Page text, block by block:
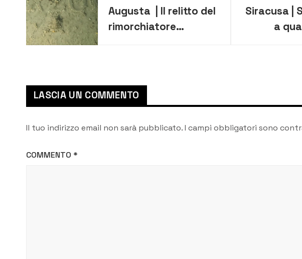
Augusta | Il relitto del
rimorchiatore
Siracusa |
a
LASCIA UN COMMENTO
Il tuo indirizzo email non sarà pubblicato.I campi obbligatori sono
COMMENTO *